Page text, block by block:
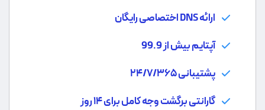
ارائه DNS اختصاصی رایگان
آپتایم بیش از 99.9
پشتیبانی ۲۴/۷/۳۶۵
گارانتی برگشت وجه کامل برای ۱۴ روز